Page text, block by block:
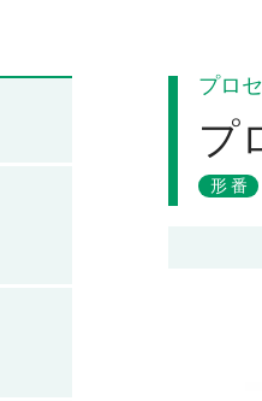
プロ
プ
形番